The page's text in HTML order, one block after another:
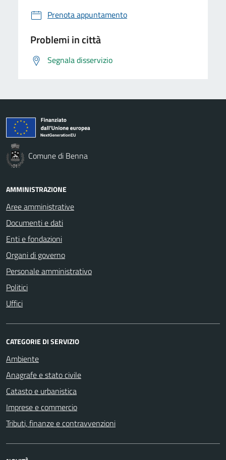
Prenota appuntamento
Problemi in città
Segnala disservizio
Comune di Benna
AMMINISTRAZIONE
Aree amministrative
Documenti e dati
Enti e fondazioni
Organi di governo
Personale amministrativo
Politici
Uffici
CATEGORIE DI SERVIZIO
Ambiente
Anagrafe e stato civile
Catasto e urbanistica
Imprese e commercio
Tributi, finanze e contravvenzioni